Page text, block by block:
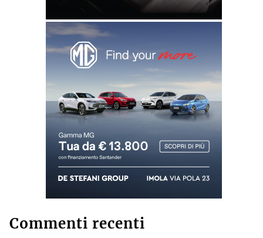
Commenti recenti